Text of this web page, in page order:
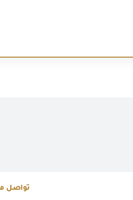
تواصل